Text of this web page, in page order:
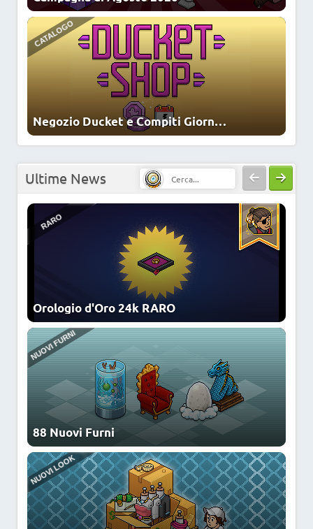
Negozio Ducket e Compiti Giornalieri
Ultime News Cerca:
Orologio d'Oro 24k RARO
88 Nuovi Furni
NUOVI LOOK
NFT
CATALOGO
NEWS